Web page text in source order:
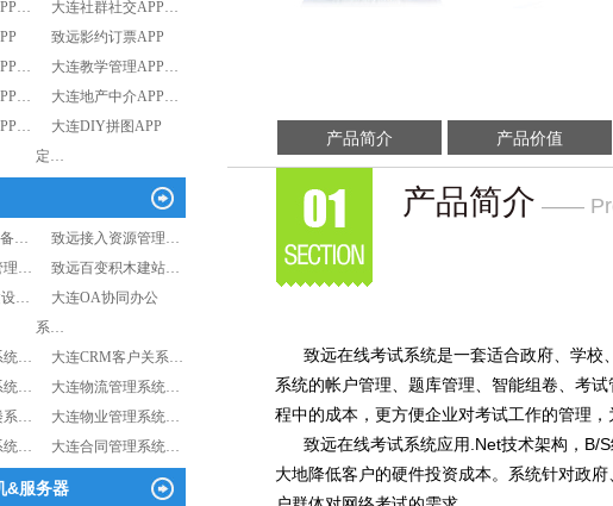
大连社群社交APP…
致远影约订票APP
大连教学管理APP…
大连地产中介APP…
大连DIY拼图APP
定…
备…
致远接入资源管理…
理…
致远百变积木建站…
设…
大连OA协同办公
系…
统…
大连CRM客户关系…
统…
大连物流管理系统…
系…
大连物业管理系统…
统…
大连合同管理系统…
&服务器
产品简介 产品价值
产品简介 ——
致远在线考试系统是一套适合政府、学校
系统的帐户管理、题库管理、智能组卷、考
程中的成本，更方便企业对考试工作的管理
致远在线考试系统应用.Net技术架构，B/S
大地降低客户的硬件投资成本。系统针对政